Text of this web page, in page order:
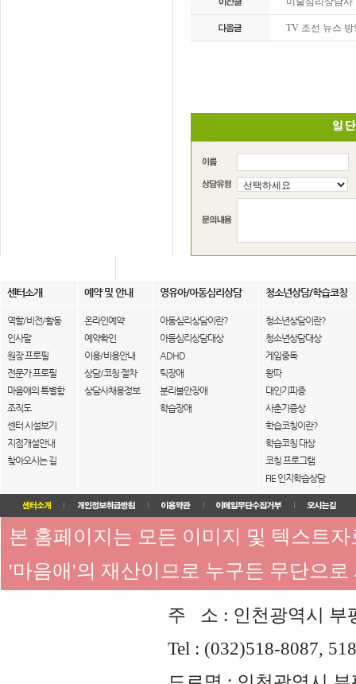
TV 조선 뉴스
센터소개 예약 및 안내 영유아/아동심리상담 청소년상담/학습코칭
역할/비전/활동
인사말
원장 프로필
전문가 프로필
마음애의 특별함
조직도
센터 시설보기
지점개설안내
찾아오시는 길
온라인예약
예약확인
이용/비용안내
상담/코칭 절차
상담사채용정보
아동심리상담이란?
아동심리상담대상
ADHD
틱장애
분리불안장애
학습장애
청소년상담이란?
청소년상담대상
게임중독
왕따
대인기피증
사춘기증상
학습코칭이란?
학습코칭 대상
코칭 프로그램
FIE 인지학습상담
본 홈페이지는 모든 이미지 및 텍스트
'마음애'의 재산이므로 누구든 무단으
주 소 : 인천광역시 부
Tel : (032)518-8087,